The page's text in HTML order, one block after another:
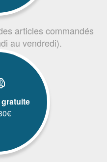
articles commandés
au vendredi).